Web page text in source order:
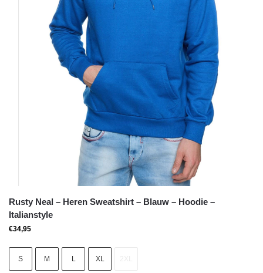
Rusty Neal – Heren Sweatshirt – Blauw – Hoodie –
Italianstyle
€34,95
S M L XL